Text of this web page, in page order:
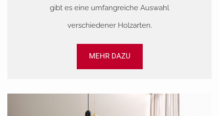
gibt es eine umfangreiche Auswahl
verschiedener Holzarten.
MEHR DAZU